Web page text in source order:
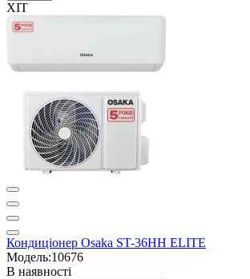
ХІТ
Кондиціонер Osaka ST-36HH ELITE
Модель:10676
В наявності